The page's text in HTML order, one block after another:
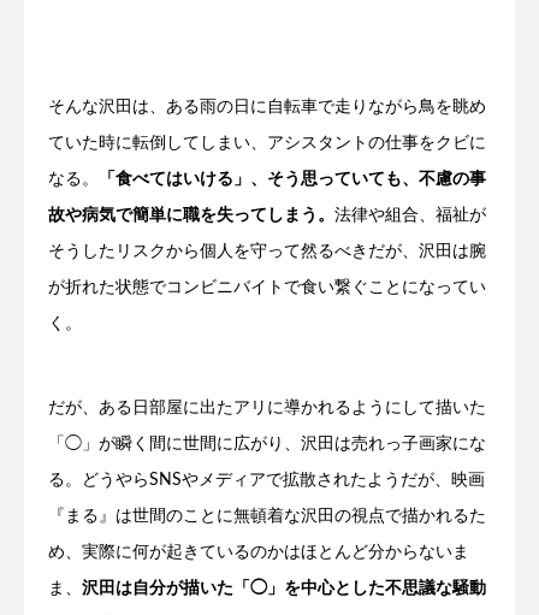
そんな沢田は、ある雨の日に自転車で走りながら鳥を眺め
ていた時に転倒してしまい、アシスタントの仕事をクビに
なる。 「食べてはいける」、そう思っていても、不慮の事
故や病気で簡単に職を失ってしまう。 法律や組合、福祉が
そうしたリスクから個人を守って然るべきだが、沢田は腕
が折れた状態でコンビニバイトで食い繋ぐことになってい
く。
だが、ある日部屋に出たアリに導かれるようにして描いた
「◯」が瞬く間に世間に広がり、沢田は売れっ子画家にな
る。どうやらSNSやメディアで拡散されたようだが、映画
『まる』は世間のことに無頓着な沢田の視点で描かれるた
め、実際に何が起きているのかはほとんど分からないま
ま、 沢田は自分が描いた「◯」を中心とした不思議な騒動